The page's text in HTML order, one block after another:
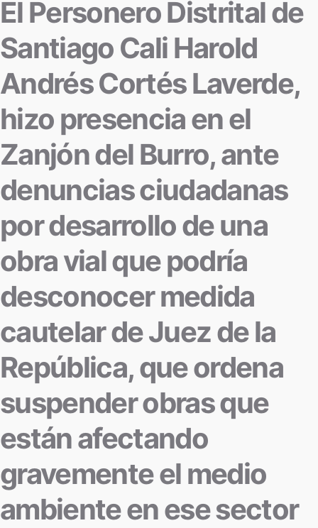
El Personero Distrital de
Santiago Cali Harold
Andrés Cortés Laverde,
hizo presencia en el
Zanjón del Burro, ante
denuncias ciudadanas
por desarrollo de una
obra vial que podría
desconocer medida
cautelar de Juez de la
República, que ordena
suspender obras que
están afectando
gravemente el medio
ambiente en ese sector